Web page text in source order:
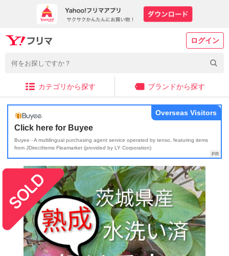
ログイン
カテゴリから探す ブランドから探す
Click here for Buyee
Buyee - A multilingual purchasing agent service operated by tenso, featuring items
from JDirectItems Fleamarket (provided by LY Corporation)
Overseas Visitors